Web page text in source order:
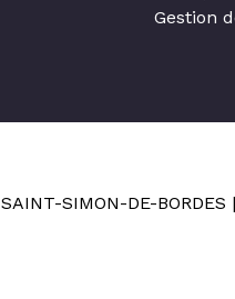
Gestion
SAINT-SIMON-DE-BORDES